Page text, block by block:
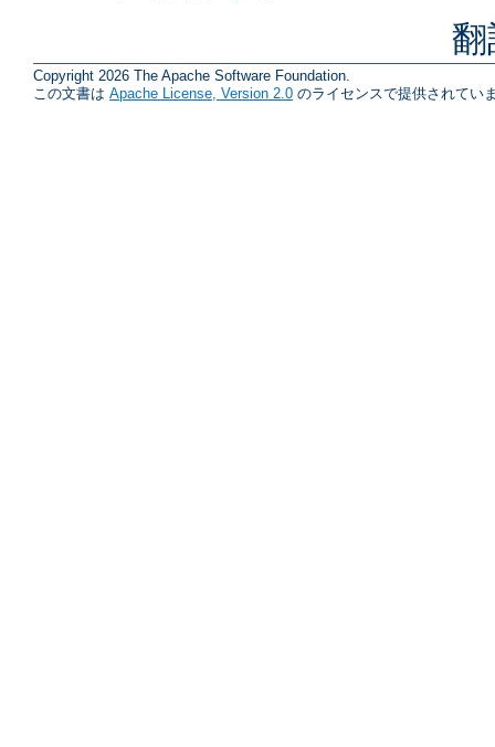
Copyright 2026 The Apache Software Foundation.
この文書は Apache License, Version 2.0 のライセンスで提供されてい